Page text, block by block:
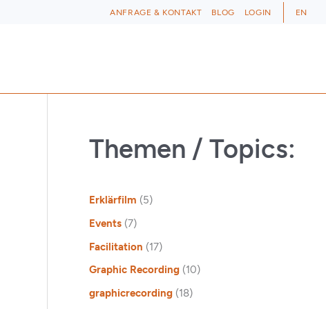
ANFRAGE & KONTAKT BLOG LOGIN EN
Themen / Topics:
Erklärfilm (5)
Events(7)
Facilitation (17)
Graphic Recording(10)
graphicrecording(18)